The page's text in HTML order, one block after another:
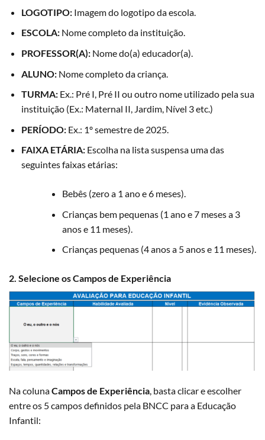
LOGOTIPO:Imagem do logotipo da escola.
ESCOLA:Nome completo da instituição.
PROFESSOR(A):Nome do(a) educador(a).
ALUNO:Nome completo da criança.
TURMA:Ex.: Pré I, Pré II ou outro nome utilizado pela sua
instituição (Ex.: Maternal II, Jardim, Nível 3 etc.)
PERÍODO:Ex.: 1º semestre de 2025.
FAIXA ETÁRIA:Escolha na lista suspensa uma das
seguintes faixas etárias:
Bebês (zero a 1 ano e 6 meses).
Crianças bem pequenas (1 ano e 7 meses a 3
anos e 11 meses).
Crianças pequenas (4 anos a 5 anos e 11 meses).
2. Selecione os Campos de Experiência
Na colunaCampos de Experiência , basta clicar e escolher
entre os 5 campos definidos pela BNCC para a Educação
Infantil: